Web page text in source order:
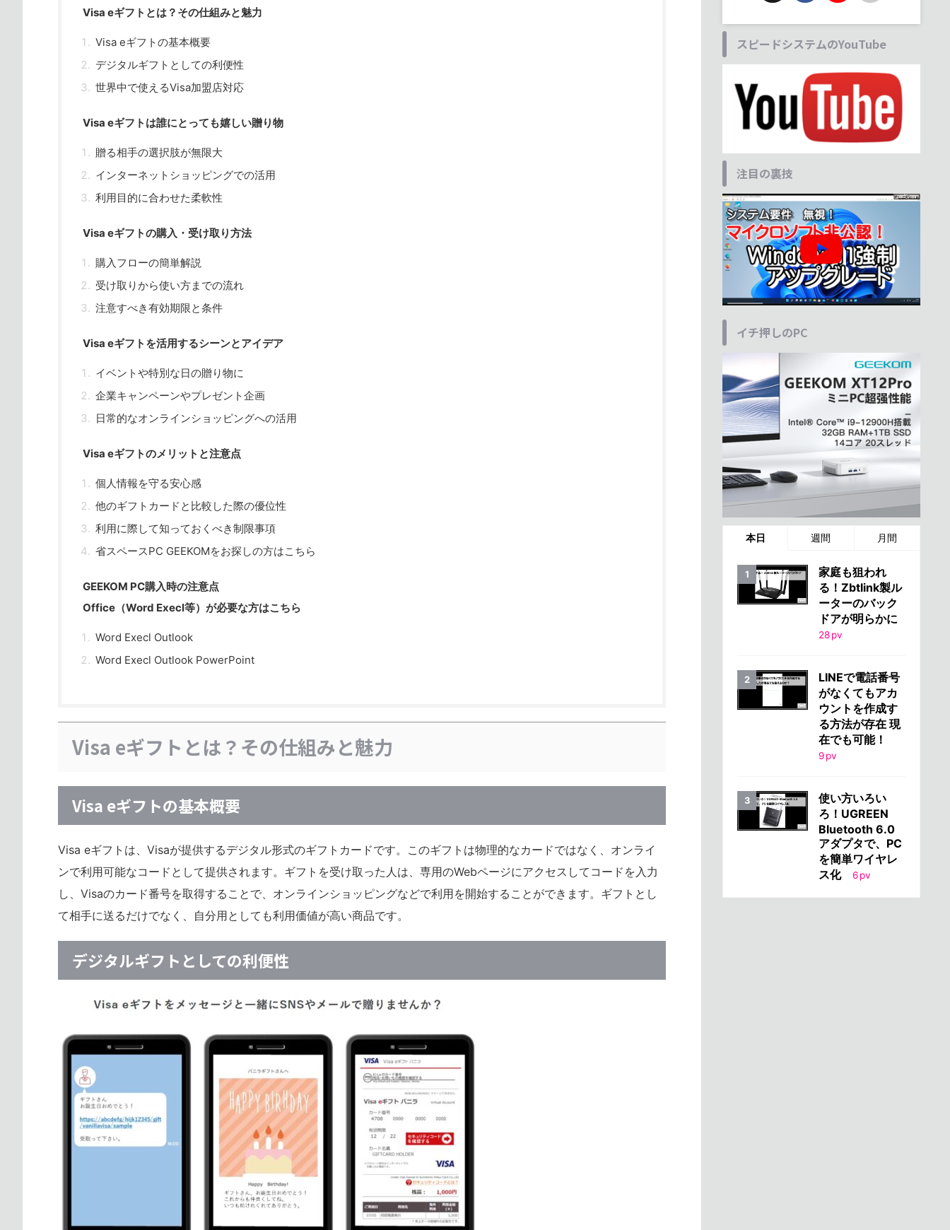
Visa eギフトとは？その仕組みと魅力
Visa eギフトの基本概要
デジタルギフトとしての利便性
世界中で使えるVisa加盟店対応
Visa eギフトは誰にとっても嬉しい贈り物
贈る相手の選択肢が無限大
インターネットショッピングでの活用
利用目的に合わせた柔軟性
Visa eギフトの購入・受け取り方法
購入フローの簡単解説
受け取りから使い方までの流れ
注意すべき有効期限と条件
Visa eギフトを活用するシーンとアイデア
イベントや特別な日の贈り物に
企業キャンペーンやプレゼント企画
日常的なオンラインショッピングへの活用
Visa eギフトのメリットと注意点
個人情報を守る安心感
他のギフトカードと比較した際の優位性
利用に際して知っておくべき制限事項
省スペースPC GEEKOMをお探しの方はこちら
GEEKOM PC購入時の注意点
Office（Word Execl等）が必要な方はこちら
Word Execl Outlook
Word Execl Outlook PowerPoint
Visa eギフトとは？その仕組みと魅力
Visa eギフトの基本概要
Visa eギフトは、Visaが提供するデジタル形式のギフトカードです。このギフトは物理的なカードではなく、オンライ
ンで利用可能なコードとして提供されます。ギフトを受け取った人は、専用のWebページにアクセスしてコードを入力
し、Visaのカード番号を取得することで、オンラインショッピングなどで利用を開始することができます。ギフトとし
て相手に送るだけでなく、自分用としても利用価値が高い商品です。
デジタルギフトとしての利便性
スピードシステムのYouTube
注目の裏技
イチ押しのPC
本日 週間 月間
家庭も狙われ
る！Zbtlink製ル
ーターのバック
ドアが明らかに
28pv
LINEで電話番号
がなくてもアカ
ウントを作成す
る方法が存在 現
在でも可能！
9pv
使い方いろい
ろ！UGREEN
Bluetooth 6.0
アダプタで、PC
を簡単ワイヤレ
ス化
6pv